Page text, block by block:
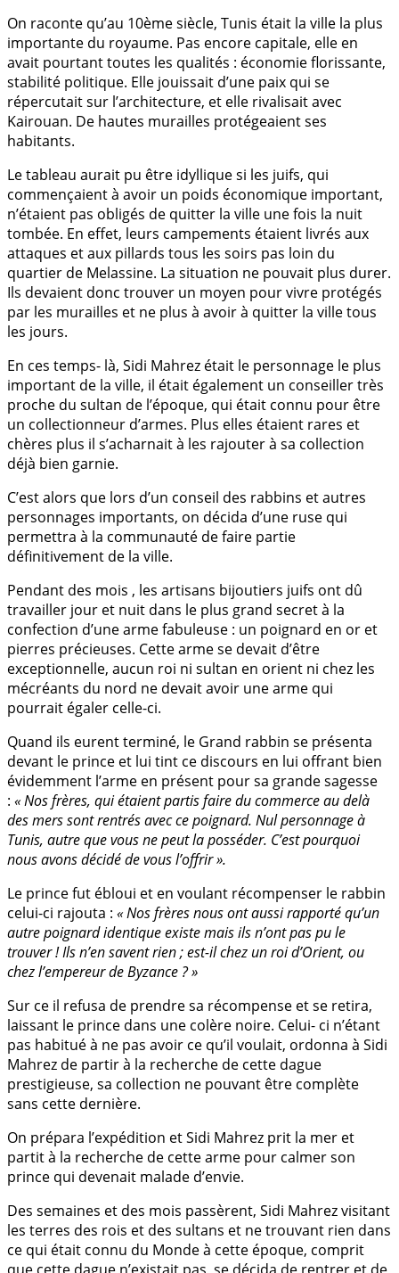
On raconte qu’au 10ème siècle, Tunis était la ville la plus
importante du royaume. Pas encore capitale, elle en
avait pourtant toutes les qualités : économie florissante,
stabilité politique. Elle jouissait d’une paix qui se
répercutait sur l’architecture, et elle rivalisait avec
Kairouan. De hautes murailles protégeaient ses
habitants.
Le tableau aurait pu être idyllique si les juifs, qui
commençaient à avoir un poids économique important,
n’étaient pas obligés de quitter la ville une fois la nuit
tombée. En effet, leurs campements étaient livrés aux
attaques et aux pillards tous les soirs pas loin du
quartier de Melassine. La situation ne pouvait plus durer.
Ils devaient donc trouver un moyen pour vivre protégés
par les murailles et ne plus à avoir à quitter la ville tous
les jours.
En ces temps- là, Sidi Mahrez était le personnage le plus
important de la ville, il était également un conseiller très
proche du sultan de l’époque, qui était connu pour être
un collectionneur d’armes. Plus elles étaient rares et
chères plus il s’acharnait à les rajouter à sa collection
déjà bien garnie.
C’est alors que lors d’un conseil des rabbins et autres
personnages importants, on décida d’une ruse qui
permettra à la communauté de faire partie
définitivement de la ville.
Pendant des mois , les artisans bijoutiers juifs ont dû
travailler jour et nuit dans le plus grand secret à la
confection d’une arme fabuleuse : un poignard en or et
pierres précieuses. Cette arme se devait d’être
exceptionnelle, aucun roi ni sultan en orient ni chez les
mécréants du nord ne devait avoir une arme qui
pourrait égaler celle-ci.
Quand ils eurent terminé, le Grand rabbin se présenta
devant le prince et lui tint ce discours en lui offrant bien
évidemment l’arme en présent pour sa grande sagesse
: « Nos frères, qui étaient partis faire du commerce au delà
des mers sont rentrés avec ce poignard. Nul personnage à
Tunis, autre que vous ne peut la posséder. C’est pourquoi
nous avons décidé de vous l’offrir ».
Le prince fut ébloui et en voulant récompenser le rabbin
celui-ci rajouta : « Nos frères nous ont aussi rapporté qu’un
autre poignard identique existe mais ils n’ont pas pu le
trouver ! Ils n’en savent rien ; est-il chez un roi d’Orient, ou
chez l’empereur de Byzance ? »
Sur ce il refusa de prendre sa récompense et se retira,
laissant le prince dans une colère noire. Celui- ci n’étant
pas habitué à ne pas avoir ce qu’il voulait, ordonna à Sidi
Mahrez de partir à la recherche de cette dague
prestigieuse, sa collection ne pouvant être complète
sans cette dernière.
On prépara l’expédition et Sidi Mahrez prit la mer et
partit à la recherche de cette arme pour calmer son
prince qui devenait malade d’envie.
Des semaines et des mois passèrent, Sidi Mahrez visitant
les terres des rois et des sultans et ne trouvant rien dans
ce qui était connu du Monde à cette époque, comprit